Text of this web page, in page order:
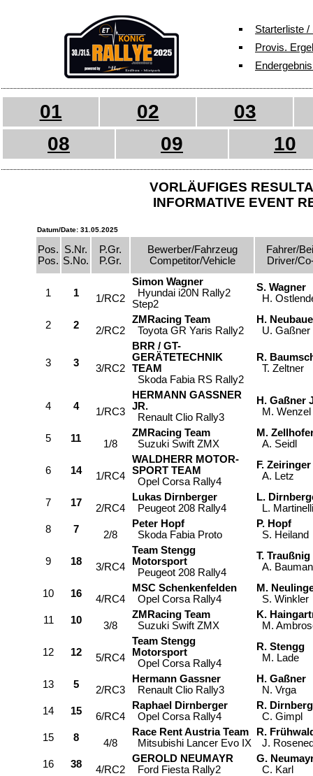
Starterliste /
Provis.
01 02
03
08
09 10
VORLÄUFIGES
INFORMATIVE EVENT
Datum/Date: 31.05.2025
Pos.
Pos.
S.Nr.
S.No.
P.Gr.
P.Gr.
Bewerber/Fahrzeug
Competitor/Vehicle
Fahrer/
Driver/
1 1 1/RC2
Simon Wagner
Hyundai i20N Rally2
Step2
S. Wagner
H.
2 2 2/RC2
ZMRacing Team
Toyota GR Yaris Rally2
H.
U. Gaßner
3 3 3/RC2
BRR / GT-
GERÄTETECHNIK
TEAM
Skoda Fabia RS Rally2
R.
T. Zeltner
4 4 1/RC3
HERMANN GASSNER
JR.
Renault Clio Rally3
H. Gaßner
M. Wenzel
5 11 1/8
ZMRacing Team
Suzuki Swift ZMX
M.
A. Seidl
6 14 1/RC4
WALDHERR MOTOR-
SPORT TEAM
Opel Corsa Rally4
F. Zeiringer
A. Letz
7 17 2/RC4
Lukas Dirnberger
Peugeot 208 Rally4
L.
L. Martinelli
8
7 2/8
Peter Hopf
Skoda Fabia Proto
P. Hopf
S. Heiland
9 18 3/RC4
Team Stengg
Motorsport
Peugeot 208 Rally4
T. Traußnig
A.
10 16 4/RC4
MSC Schenkenfelden
Opel Corsa Rally4
M.
S. Winkler
11
10 3/8
ZMRacing Team
Suzuki Swift ZMX
K.
M.
12 12 5/RC4
Team Stengg
Motorsport
Opel Corsa Rally4
R. Stengg
M. Lade
13 5 2/RC3
Hermann Gassner
Renault Clio Rally3
H. Gaßner
N. Vrga
14
15 6/RC4
Raphael Dirnberger
Opel Corsa Rally4
R.
C. Gimpl
15
8 4/8
Race Rent Austria Team
Mitsubishi Lancer Evo IX
R.
J.
16
38 4/RC2
GEROLD NEUMAYR
Ford Fiesta Rally2
G.
C. Karl